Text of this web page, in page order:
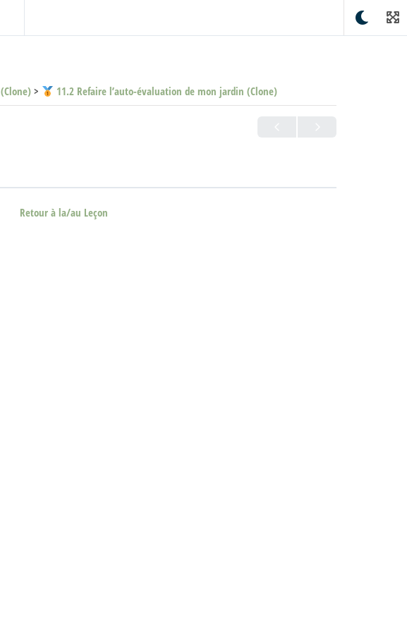
(Clone) 11.2 Refaire l’auto-évaluation de mon jardin (Clone)
Retour à la/au Leçon